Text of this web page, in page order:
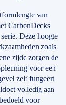
van
CarbonDecks
Deze hoogte
zoals
zijde zorgen de
voor een
zelf fungeert
volledig aan
voor